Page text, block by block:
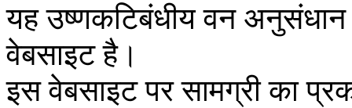
यह उष्णकटिबंधीय वन
वेबसाइट है।
इस वेबसाइट पर सामग्री का